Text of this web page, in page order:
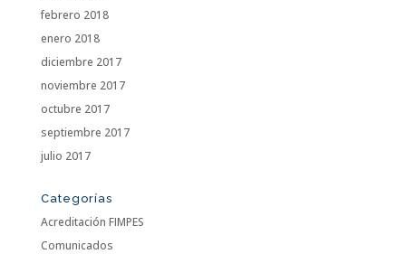
febrero 2018
enero 2018
diciembre 2017
noviembre 2017
octubre 2017
septiembre 2017
julio 2017
Categorías
Acreditación FIMPES
Comunicados